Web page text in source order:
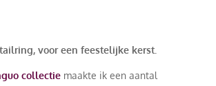
voor een feestelijke kerst.
collectiemaakte ik een aantal